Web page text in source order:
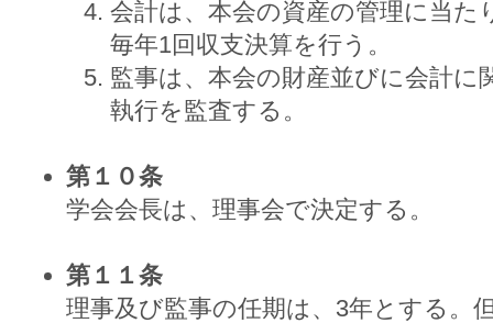
会計は、本会の資産の管理に当た
毎年1回収支決算を行う。
監事は、本会の財産並びに会計に
執行を監査する。
第１０条
学会会長は、理事会で決定する。
第１１条
理事及び監事の任期は、3年とする。